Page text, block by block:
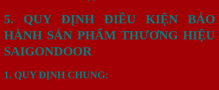
5. QUY ĐỊNH ĐIỀU KIỆN BẢO
HÀNH SẢN PHẨM THƯƠNG HIỆU
SAIGONDOOR
1. QUY ĐỊNH CHUNG: